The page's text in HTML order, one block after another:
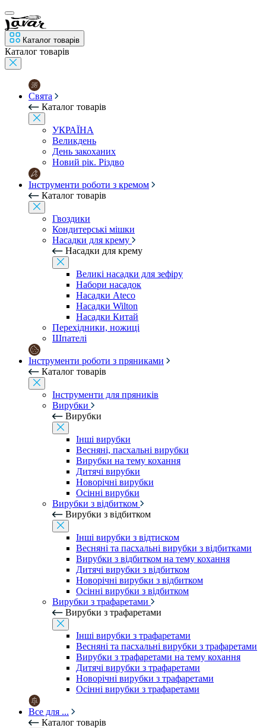
Каталог товарів
Каталог товарів
Свята
Каталог товарів
УКРАЇНА
Великдень
День закоханих
Новий рік. Різдво
Інструменти роботи з кремом
Каталог товарів
Гвоздики
Кондитерські мішки
Насадки для крему
Насадки для крему
Великі насадки для зефіру
Набори насадок
Насадки Ateco
Насадки Wilton
Насадки Китай
Перехідники, ножиці
Шпателі
Інструменти роботи з пряниками
Каталог товарів
Інструменти для пряників
Вирубки
Вирубки
Інші вирубки
Весняні, пасхальні вирубки
Вирубки на тему кохання
Дитячі вирубки
Новорічні вирубки
Осінні вирубки
Вирубки з відбитком
Вирубки з відбитком
Інші вирубки з відтиском
Весняні та пасхальні вирубки з відбитками
Вирубки з відбитком на тему кохання
Дитячі вирубки з відбитком
Новорічні вирубки з відбитком
Осінні вирубки з відбитком
Вирубки з трафаретами
Вирубки з трафаретами
Інші вирубки з трафаретами
Весняні та пасхальні вирубки з трафаретами
Вирубки з трафаретами на тему кохання
Дитячі вирубки з трафаретами
Новорічні вирубки з трафаретами
Осінні вирубки з трафаретами
Все для ...
Каталог товарів